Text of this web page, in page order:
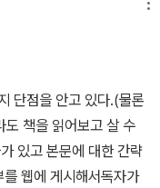
단점을 안고 있다.(물론
도 책을 읽어보고 살 수
있고 본문에 대한 간략
웹에 게시해서독자가